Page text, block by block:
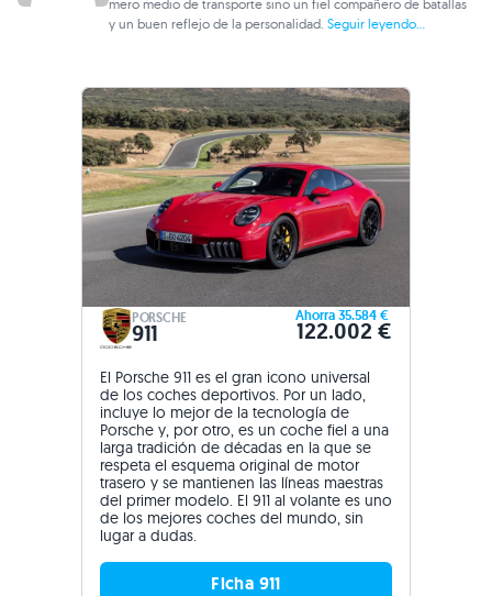
mero medio de transporte sino un fiel compañero de batallas
y un buen reflejo de la personalidad.Seguir leyendo...
PORSCHE
911
Ahorra 35.584 €
122.002 €
El Porsche 911 es el gran icono universal
de los coches deportivos. Por un lado,
incluye lo mejor de la tecnología de
Porsche y, por otro, es un coche fiel a una
larga tradición de décadas en la que se
respeta el esquema original de motor
trasero y se mantienen las líneas maestras
del primer modelo. El 911 al volante es uno
de los mejores coches del mundo, sin
lugar a dudas.
Ficha 911